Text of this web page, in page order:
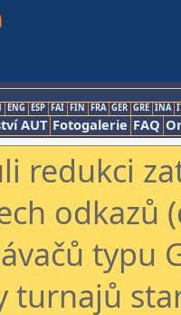
ENG ESP FAI FIN FRA GER GRE INA
AUT Fotogalerie FAQ
redukci
odkazů
typu
turnajů